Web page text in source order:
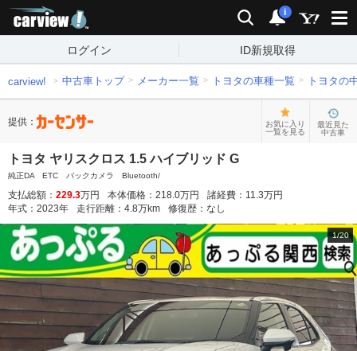
検索 通知
i
ログイン ID新規取得
carview! 中古車トップ メーカー一覧 トヨタの車種一覧 トヨタの
提供：
お気に入り
一覧を見る
最近見た
中古車
トヨタ ヤリスクロス 1.5 ハイブリッド G
純正DA ETC バックカメラ Bluetooth/
支払総額： 229.3万円 本体価格： 218.0万円 諸経費： 11.3万円
年式： 2023年 走行距離： 4.8万km 修復歴： なし
1/20